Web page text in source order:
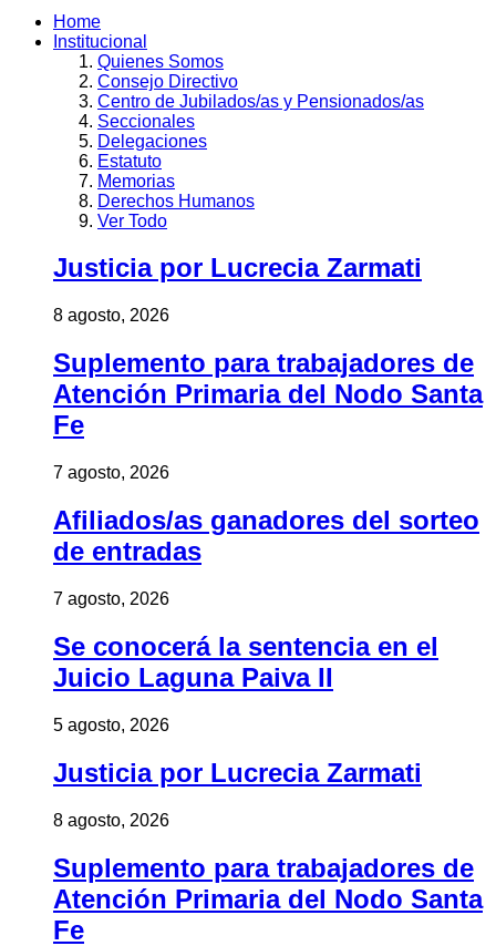
Home
Institucional
Quienes Somos
Consejo Directivo
Centro de Jubilados/as y Pensionados/as
Seccionales
Delegaciones
Estatuto
Memorias
Derechos Humanos
Ver Todo
Justicia por Lucrecia Zarmati
8 agosto, 2026
Suplemento para trabajadores de
Atención Primaria del Nodo Santa
Fe
7 agosto, 2026
Afiliados/as ganadores del sorteo
de entradas
7 agosto, 2026
Se conocerá la sentencia en el
Juicio Laguna Paiva II
5 agosto, 2026
Justicia por Lucrecia Zarmati
8 agosto, 2026
Suplemento para trabajadores de
Atención Primaria del Nodo Santa
Fe